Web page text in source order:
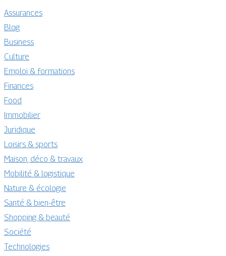
Assurances
Blog
Business
Culture
Emploi & formations
Finances
Food
Immobilier
Juridique
Loisirs & sports
Maison, déco & travaux
Mobilité & logistique
Nature & écologie
Santé & bien-être
Shopping & beauté
Société
Technologies